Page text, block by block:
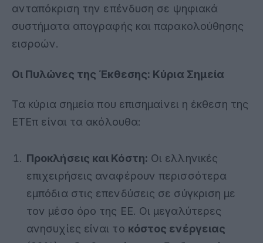
ανταπόκριση την επένδυση σε ψηφιακά
συστήματα απογραφής και παρακολούθησης
εισροών.
Οι Πυλώνες της Έκθεσης: Κύρια Σημεία
Τα κύρια σημεία που επισημαίνει η έκθεση της
ΕΤΕπ είναι τα ακόλουθα:
Προκλήσεις και Κόστη: Οι ελληνικές
επιχειρήσεις αναφέρουν περισσότερα
εμπόδια στις επενδύσεις σε σύγκριση με
τον μέσο όρο της ΕΕ. Οι μεγαλύτερες
ανησυχίες είναι το κόστος ενέργειας